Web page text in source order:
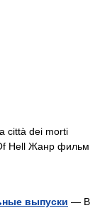
città dei morti
Hell Жанр фильм
выпуски — В